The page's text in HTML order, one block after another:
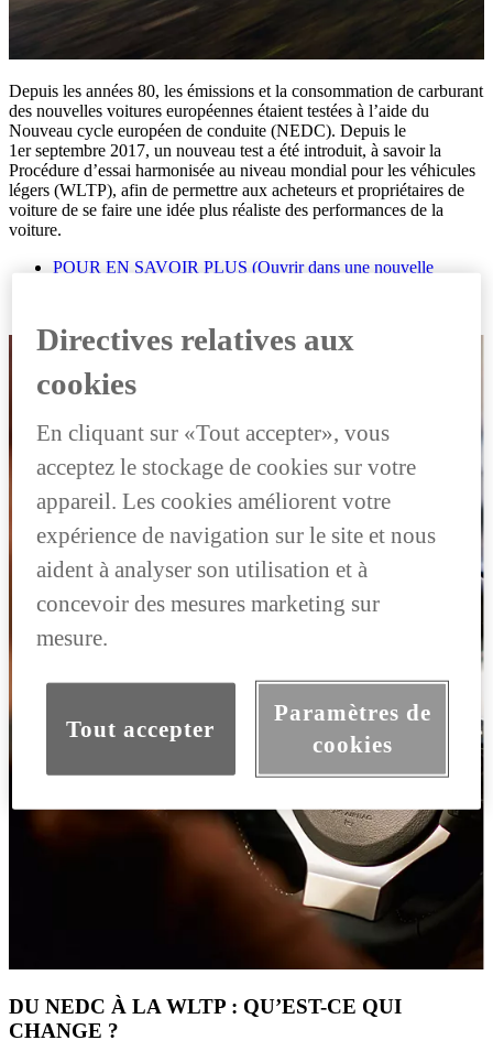
Depuis les années 80, les émissions et la consommation de carburant
des nouvelles voitures européennes étaient testées à l’aide du
Nouveau cycle européen de conduite (NEDC). Depuis le
1er septembre 2017, un nouveau test a été introduit, à savoir la
Procédure d’essai harmonisée au niveau mondial pour les véhicules
légers (WLTP), afin de permettre aux acheteurs et propriétaires de
voiture de se faire une idée plus réaliste des performances de la
voiture.
POUR EN SAVOIR PLUS (Ouvrir dans une nouvelle
DU NEDC À LA WLTP : QU’EST-CE QUI
CHANGE ?
Directives relatives aux
cookies
En cliquant sur «Tout accepter», vous
acceptez le stockage de cookies sur votre
appareil. Les cookies améliorent votre
expérience de navigation sur le site et nous
aident à analyser son utilisation et à
concevoir des mesures marketing sur
mesure.
Tout accepter
Paramètres de
cookies